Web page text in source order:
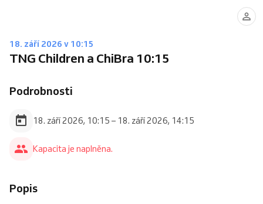
18. září 2026 v 10:15
TNG Children a ChiBra 10:15
Podrobnosti
18. září 2026, 10:15 – 18. září 2026, 14:15
Kapacita je naplněna.
Popis